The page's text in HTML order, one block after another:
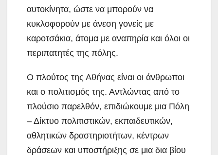
αυτοκίνητα, ώστε να μπορούν να
κυκλοφορούν με άνεση γονείς με
καροτσάκια, άτομα με αναπηρία και όλοι οι
περιπατητές της πόλης.
Ο πλούτος της Αθήνας είναι οι άνθρωποι
και ο πολιτισμός της. Αντλώντας από το
πλούσιο παρελθόν, επιδιώκουμε μια Πόλη
– Δίκτυο πολιτιστικών, εκπαιδευτικών,
αθλητικών δραστηριοτήτων, κέντρων
δράσεων και υποστήριξης σε μια δια βίου